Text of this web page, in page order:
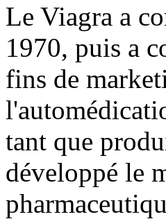
Le Viagra a
1970, puis a
fins de
tant que
développé le